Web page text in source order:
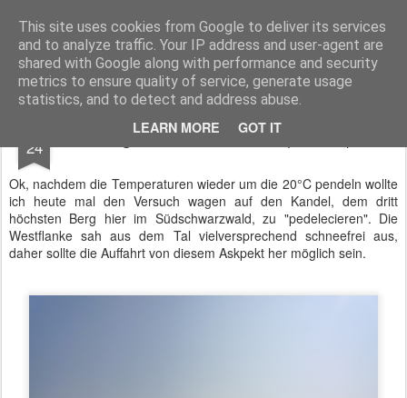
This site uses cookies from Google to deliver its services
and to analyze traffic. Your IP address and user-agent are
shared with Google along with performance and security
metrics to ensure quality of service, generate usage
statistics, and to detect and address abuse.
LEARN MORE GOT IT
Pedelec-Biker.de
Startseite Die Redaktion Über den Blog
24 Angriff auf den Kandel (1241m)
Ok, nachdem die Temperaturen wieder um die 20°C pendeln wollte
ich heute mal den Versuch wagen auf den Kandel, dem dritt
höchsten Berg hier im Südschwarzwald, zu "pedelecieren". Die
Westflanke sah aus dem Tal vielversprechend schneefrei aus,
daher sollte die Auffahrt von diesem Askpekt her möglich sein.